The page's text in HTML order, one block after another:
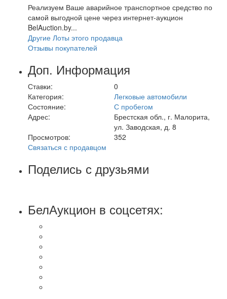
Реализуем Ваше аварийное транспортное средство по
самой выгодной цене через интернет-аукцион
BelAuction.by...
Другие Лоты этого продавца
Отзывы покупателей
Доп. Информация
Ставки:
0
Категория:
Легковые автомобили
Состояние:
С пробегом
Адрес:
Брестская обл., г. Малорита,
ул. Заводская, д. 8
Просмотров:
352
Связаться с продавцом
Поделись с друзьями
БелАукцион в соцсетях: